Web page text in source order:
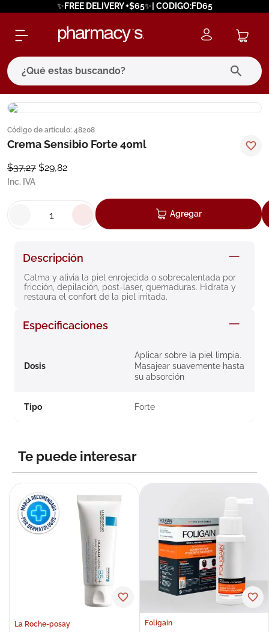
✨FREE DELIVERY +$65✨| CODIGO:FD65
¿Qué estas buscando?
Código de artículo: 48208
Crema Sensibio Forte 40ml
$37,27 $29,82
Inc. IVA
Agregar
Descripción
Calma y alivia la piel enrojecida o sobrecalentada por
fricción, depilación, post-laser, quemaduras. Hidrata y
restaura el confort de la piel irritada.
Especificaciones
Dosis
Aplicar sobre la piel limpia.
Masajear suavemente hasta
su absorción
Tipo Forte
Te puede interesar
La Roche-posay Foligain
términos más buscados
1. eucerin
3. pilexil
cerave
7. degraler
8. roche posay
9. isdin
10.pañales